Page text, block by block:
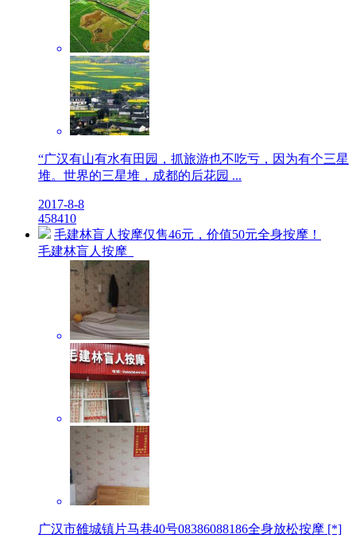
“广汉有山有水有田园，抓旅游也不吃亏，因为有个三星
堆。世界的三星堆，成都的后花园 ...
2017-8-8
458410
毛建林盲人按摩仅售46元，价值50元全身按摩！
毛建林盲人按摩
广汉市雒城镇片马巷40号08386088186全身放松按摩 [*]